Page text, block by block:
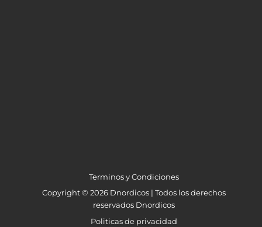
Terminos y Condiciones
Copyright © 2026 Dnordicos | Todos los derechos
reservados Dnordicos
Politicas de privacidad